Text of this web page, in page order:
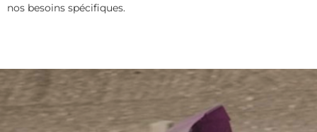
nos besoins spécifiques.